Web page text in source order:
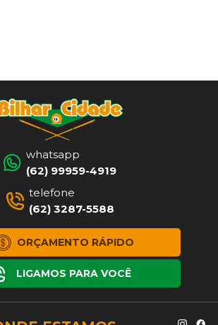
whatsapp
(62) 99959-4919
telefone
(62) 3287-5588
ORÇAMENTO RÁPIDO
LIGAMOS PARA VOCÊ